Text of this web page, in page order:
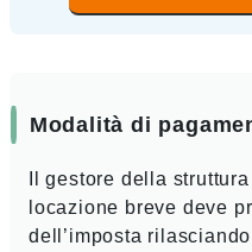
Modalità di
Il gestore della
locazione breve deve
dell’imposta